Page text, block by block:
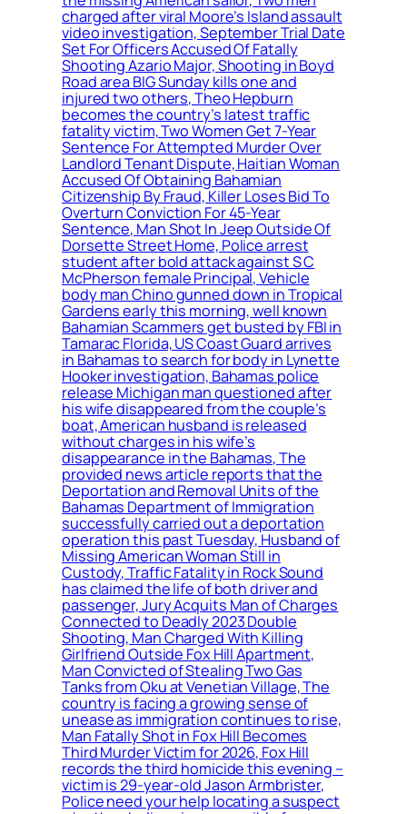
charged after viral Moore’s Island assault
video investigation, September Trial Date
Set For Officers Accused Of Fatally
Shooting Azario Major, Shooting in Boyd
Road area BIG Sunday kills one and
injured two others, Theo Hepburn
becomes the country’s latest traffic
fatality victim, Two Women Get 7-Year
Sentence For Attempted Murder Over
Landlord Tenant Dispute, Haitian Woman
Accused Of Obtaining Bahamian
Citizenship By Fraud, Killer Loses Bid To
Overturn Conviction For 45-Year
Sentence, Man Shot In Jeep Outside Of
Dorsette Street Home, Police arrest
student after bold attack against S C
McPherson female Principal, Vehicle
body man Chino gunned down in Tropical
Gardens early this morning, well known
Bahamian Scammers get busted by FBI in
Tamarac Florida, US Coast Guard arrives
in Bahamas to search for body in Lynette
Hooker investigation, Bahamas police
release Michigan man questioned after
his wife disappeared from the couple’s
boat, American husband is released
without charges in his wife’s
disappearance in the Bahamas, The
provided news article reports that the
Deportation and Removal Units of the
Bahamas Department of Immigration
successfully carried out a deportation
operation this past Tuesday, Husband of
Missing American Woman Still in
Custody, Traffic Fatality in Rock Sound
has claimed the life of both driver and
passenger, Jury Acquits Man of Charges
Connected to Deadly 2023 Double
Shooting, Man Charged With Killing
Girlfriend Outside Fox Hill Apartment,
Man Convicted of Stealing Two Gas
Tanks from Oku at Venetian Village, The
country is facing a growing sense of
unease as immigration continues to rise,
Man Fatally Shot in Fox Hill Becomes
Third Murder Victim for 2026, Fox Hill
records the third homicide this evening –
victim is 29-year-old Jason Armbrister,
Police need your help locating a suspect